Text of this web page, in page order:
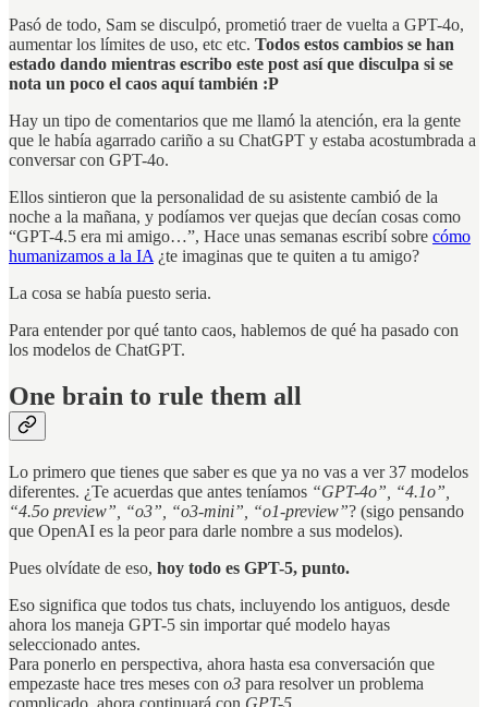
Pasó de todo, Sam se disculpó, prometió traer de vuelta a GPT-4o,
aumentar los límites de uso, etc etc. Todos estos cambios se han
estado dando mientras escribo este post así que disculpa si se
nota un poco el caos aquí también :P
Hay un tipo de comentarios que me llamó la atención, era la gente
que le había agarrado cariño a su ChatGPT y estaba acostumbrada a
conversar con GPT-4o.
Ellos sintieron que la personalidad de su asistente cambió de la
noche a la mañana, y podíamos ver quejas que decían cosas como
“GPT-4.5 era mi amigo…”, Hace unas semanas escribí sobre cómo
humanizamos a la IA ¿te imaginas que te quiten a tu amigo?
La cosa se había puesto seria.
Para entender por qué tanto caos, hablemos de qué ha pasado con
los modelos de ChatGPT.
One brain to rule them all
Lo primero que tienes que saber es que ya no vas a ver 37 modelos
diferentes. ¿Te acuerdas que antes teníamos “GPT-4o”, “4.1o”,
“4.5o preview”, “o3”, “o3-mini”, “o1-preview”? (sigo pensando
que OpenAI es la peor para darle nombre a sus modelos).
Pues olvídate de eso, hoy todo es GPT-5, punto.
Eso significa que todos tus chats, incluyendo los antiguos, desde
ahora los maneja GPT-5 sin importar qué modelo hayas
seleccionado antes.
Para ponerlo en perspectiva, ahora hasta esa conversación que
empezaste hace tres meses con o3 para resolver un problema
complicado, ahora continuará con GPT-5.